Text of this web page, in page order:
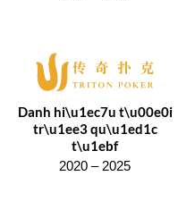
Danh hi\u1ec7u t\u00e0i
tr\u1ee3 qu\u1ed1c
t\u1ebf
2020 – 2025